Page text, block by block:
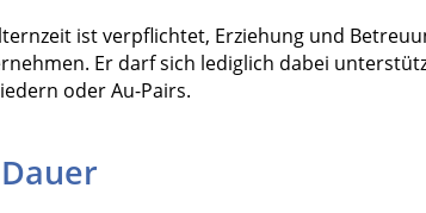
ist verpflichtet, Erziehung und
Er darf sich lediglich dabei
oder Au-Pairs.